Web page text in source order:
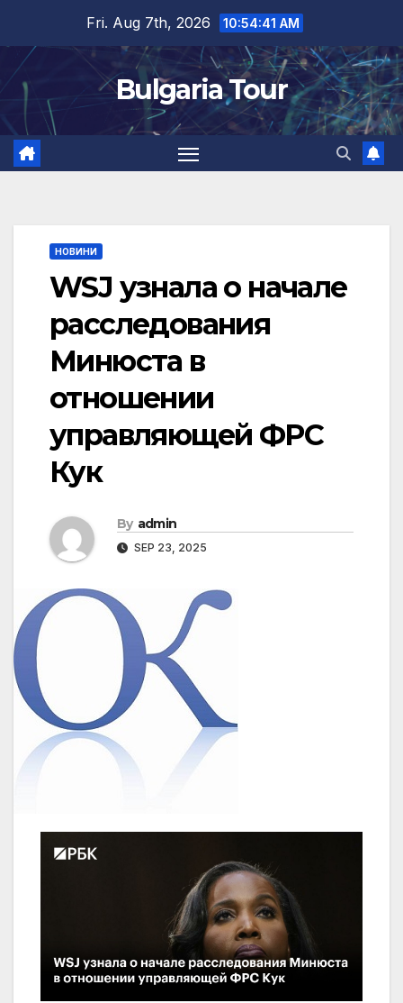
content
Fri. Aug 7th, 2026 10:54:42 AM
Bulgaria Tour
НОВИНИ
WSJ узнала о начале
расследования
Минюста в
отношении
управляющей ФРС
Кук
By admin
SEP 23, 2025